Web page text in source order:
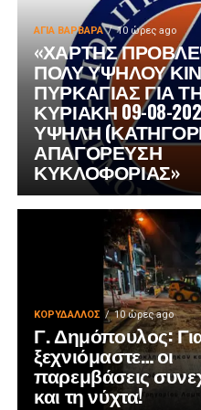
ΑΓΙΑ ΒΑΡΒΑΡΑ 10 ώρες ago
«ΧΑΡΤΗΣ
ΠΟΛΥ ΥΨΗΛΟΥ
ΠΥΡΚΑΓΙΑΣ ΓΙΑ
ΚΥΡΙΑΚΗ 09-08-
ΥΨΗΛΗ
ΑΠΑΓΟΡΕΥΣΗ
ΚΥΚΛΟΦΟΡΙΑΣ»
ΚΟΡΥΔΑΛΛΟΣ 10 ώρες ago
Γ. Δημόπουλος:
ξεχνιόμαστε… οι
παρεμβάσεις
και τη νύχτα!